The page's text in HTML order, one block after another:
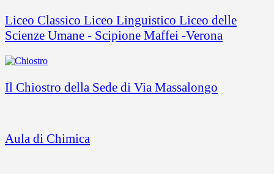
Liceo Classico Liceo Linguistico Liceo delle
Scienze Umane - Scipione Maffei -Verona
Il Chiostro della Sede di Via Massalongo
Aula di Chimica